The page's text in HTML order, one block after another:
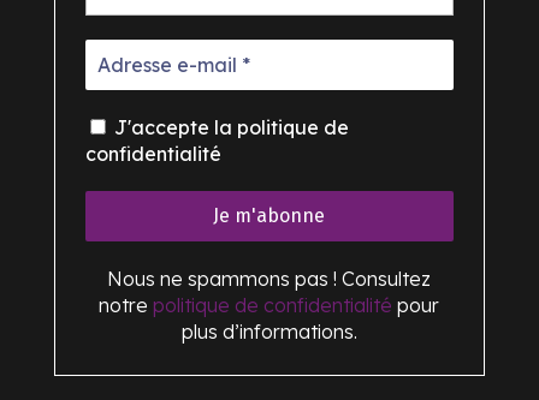
J'accepte la politique de
confidentialité
Nous ne spammons pas ! Consultez
notre politique de confidentialité pour
plus d’informations.